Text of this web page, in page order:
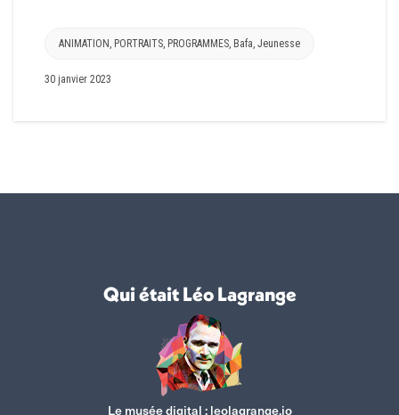
ANIMATION, PORTRAITS, PROGRAMMES, Bafa, Jeunesse
30 janvier 2023
Qui était Léo Lagrange
Le musée digital :leolagrange.io